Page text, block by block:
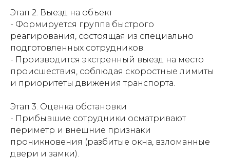
Этап 2. Выезд на объект
- Формируется группа быстрого
реагирования, состоящая из специально
подготовленных сотрудников.
- Производится экстренный выезд на место
происшествия, соблюдая скоростные лимиты
и приоритеты движения транспорта.
Этап 3. Оценка обстановки
- Прибывшие сотрудники осматривают
периметр и внешние признаки
проникновения (разбитые окна, взломанные
двери и замки).